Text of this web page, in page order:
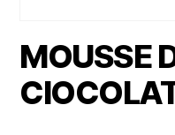
MOUSSE